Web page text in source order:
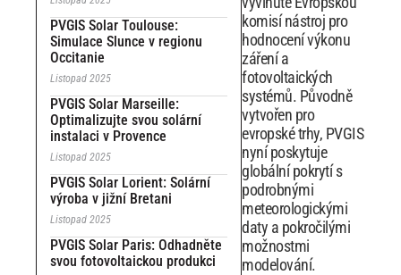
PVGIS Solar Toulouse:
Simulace Slunce v regionu
Occitanie
Listopad 2025
PVGIS Solar Marseille:
Optimalizujte svou solární
instalaci v Provence
Listopad 2025
PVGIS Solar Lorient: Solární
výroba v jižní Bretani
Listopad 2025
PVGIS Solar Paris: Odhadněte
svou fotovoltaickou produkci
komisí nástroj pro
hodnocení výkonu
záření a
fotovoltaických
systémů. Původně
vytvořen pro
evropské trhy, PVGIS
nyní poskytuje
globální pokrytí s
podrobnými
meteorologickými
daty a pokročilými
možnostmi
modelování.